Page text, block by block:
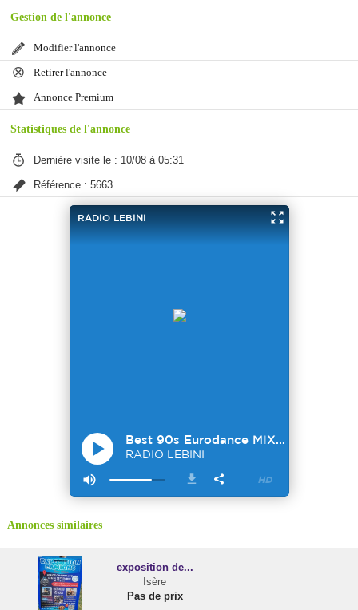
Gestion de l'annonce
Modifier l'annonce
Retirer l'annonce
Annonce Premium
Statistiques de l'annonce
Dernière visite le : 10/08 à 05:31
Référence : 5663
Annonces similaires
exposition de...
Isère
Pas de prix